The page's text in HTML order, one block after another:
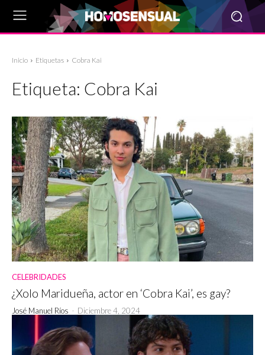
Inicio Etiquetas Cobra Kai
Etiqueta: Cobra Kai
CELEBRIDADES
¿Xolo Maridueña, actor en ‘Cobra Kai’, es gay?
José Manuel Ríos - Diciembre 4, 2024